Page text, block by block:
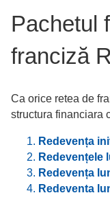
Pachetul
franciză
Ca orice retea de
structura financiara
Redevența
Redevențele
Redevența
Redeventa